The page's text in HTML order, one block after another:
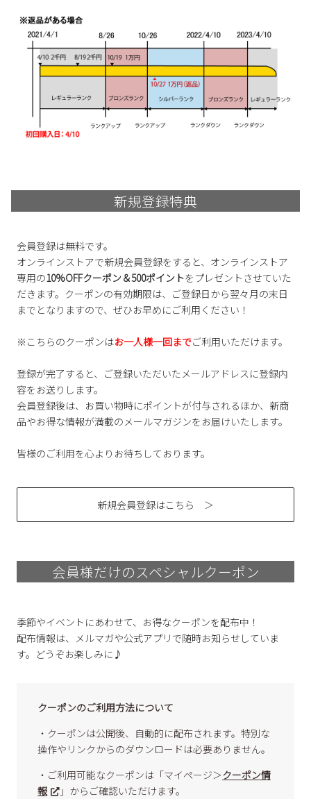
新規登録特典
会員登録は無料です。
オンラインストアで新規会員登録をすると、オンラインストア
専用の10%OFFクーポン＆500ポイントをプレゼントさせていた
だきます。クーポンの有効期限は、ご登録日から翌々月の末日
までとなりますので、ぜひお早めにご利用ください！
※こちらのクーポンはお一人様一回までご利用いただけます。
登録が完了すると、ご登録いただいたメールアドレスに登録内
容をお送りします。
会員登録後は、お買い物時にポイントが付与されるほか、新商
品やお得な情報が満載のメールマガジンをお届けいたします。
皆様のご利用を心よりお待ちしております。
新規会員登録はこちら ＞
会員様だけのスペシャルクーポン
季節やイベントにあわせて、お得なクーポンを配布中！
配布情報は、メルマガや公式アプリで随時お知らせしていま
す。どうぞお楽しみに♪
クーポンのご利用方法について
・クーポンは公開後、自動的に配布されます。特別な
操作やリンクからのダウンロードは必要ありません。
・ご利用可能なクーポンは「マイページ＞クーポン情
報
」からご確認いただけます。